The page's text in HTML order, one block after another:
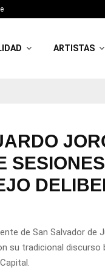
ARTISTAS
SESIONES
de San Salvador de
su tradicional discurso